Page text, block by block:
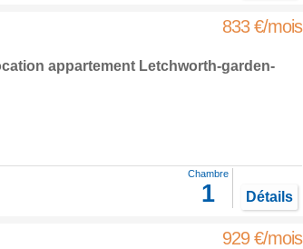
833 €/mois
appartement Letchworth-garden-
Chambre
1 Détails
929 €/mois